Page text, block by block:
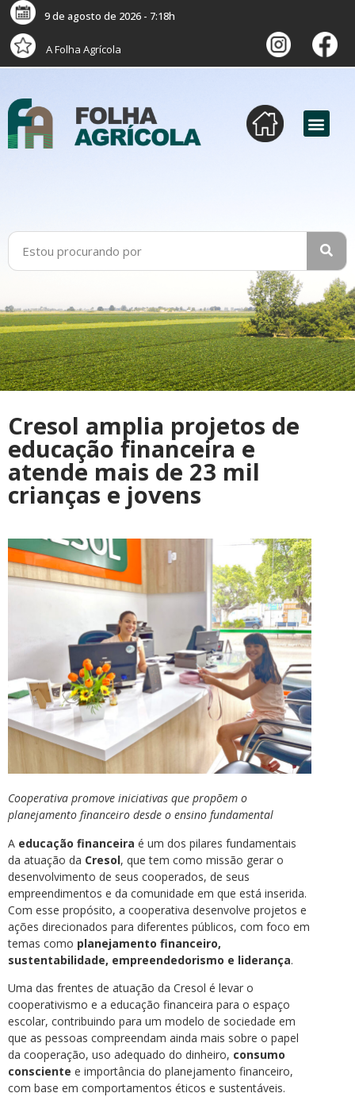
9 de agosto de 2026 - 7:18h
A Folha Agrícola
Cresol amplia projetos de
educação financeira e
atende mais de 23 mil
crianças e jovens
Cooperativa promove iniciativas que propõem o
planejamento financeiro desde o ensino fundamental
A educação financeira é um dos pilares fundamentais
da atuação da Cresol, que tem como missão gerar o
desenvolvimento de seus cooperados, de seus
empreendimentos e da comunidade em que está inserida.
Com esse propósito, a cooperativa desenvolve projetos e
ações direcionados para diferentes públicos, com foco em
temas como planejamento financeiro,
sustentabilidade, empreendedorismo e liderança.
Uma das frentes de atuação da Cresol é levar o
cooperativismo e a educação financeira para o espaço
escolar, contribuindo para um modelo de sociedade em
que as pessoas compreendam ainda mais sobre o papel
da cooperação, uso adequado do dinheiro, consumo
consciente e importância do planejamento financeiro,
com base em comportamentos éticos e sustentáveis.